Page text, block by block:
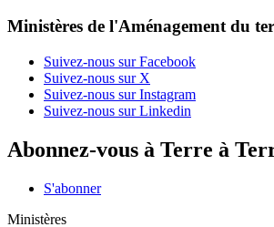
Ministères de l'Aménagement du
Suivez-nous sur Facebook
Suivez-nous sur X
Suivez-nous sur Instagram
Suivez-nous sur Linkedin
Abonnez-vous à Terre à
S'abonner
Ministères